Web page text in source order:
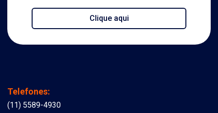
Clique aqui
Telefones:
(11) 5589-4930